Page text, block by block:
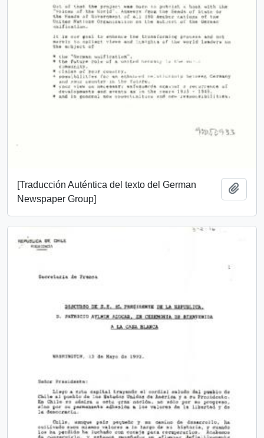
[Traducción Auténtica del texto del German
Newspaper Group]